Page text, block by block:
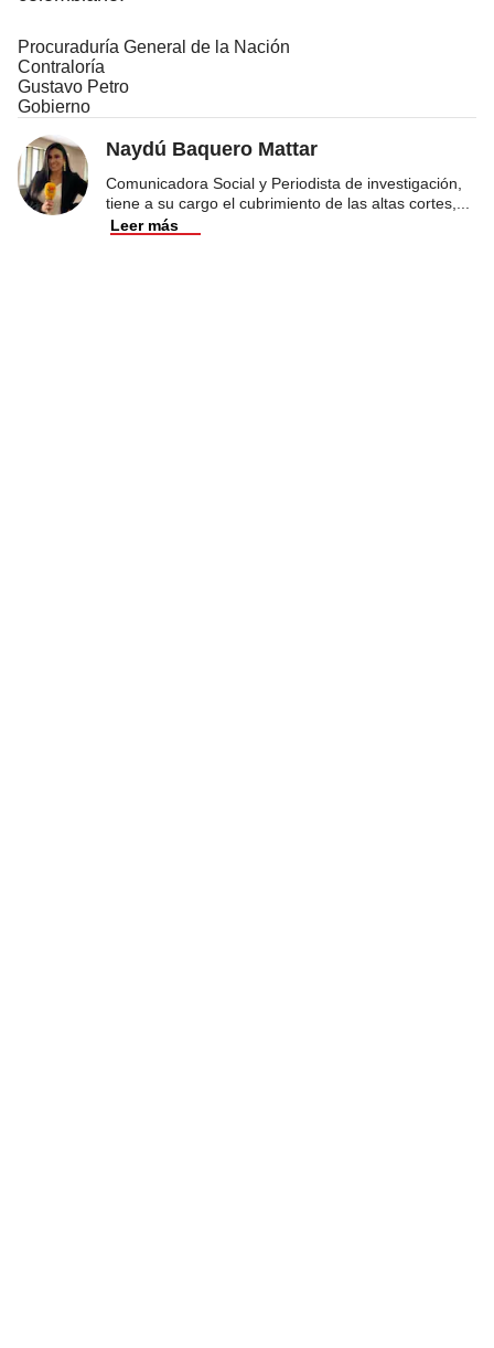
Procuraduría General de la Nación
Contraloría
Gustavo Petro
Gobierno
Naydú Baquero Mattar
Comunicadora Social y Periodista de investigación,
tiene a su cargo el cubrimiento de las altas cortes,
Leer más